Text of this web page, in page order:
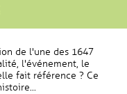
de l'une des 1647
l'événement, le
fait référence ? Ce